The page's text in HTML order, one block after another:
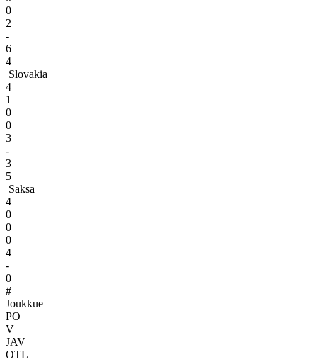
0
2
-
6
4
Slovakia
4
1
0
0
3
-
3
5
Saksa
4
0
0
0
4
-
0
#
Joukkue
PO
V
JAV
OTL